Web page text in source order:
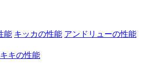
能 キッカの性能 アンドリューの性能
キの性能